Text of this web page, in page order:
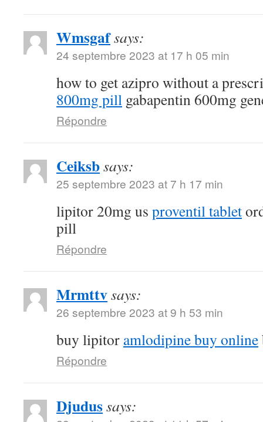
Wmsgafsays:
24 septembre 2023 at 17 h 05 min
how to get azipro without a
800mg pill gabapentin 600mg
Répondre
Ceiksbsays:
25 septembre 2023 at 7 h 17 min
lipitor 20mg us proventil tablet
pill
Répondre
Mrmttvsays:
26 septembre 2023 at 9 h 53 min
buy lipitor amlodipine buy online
Répondre
Djudussays: